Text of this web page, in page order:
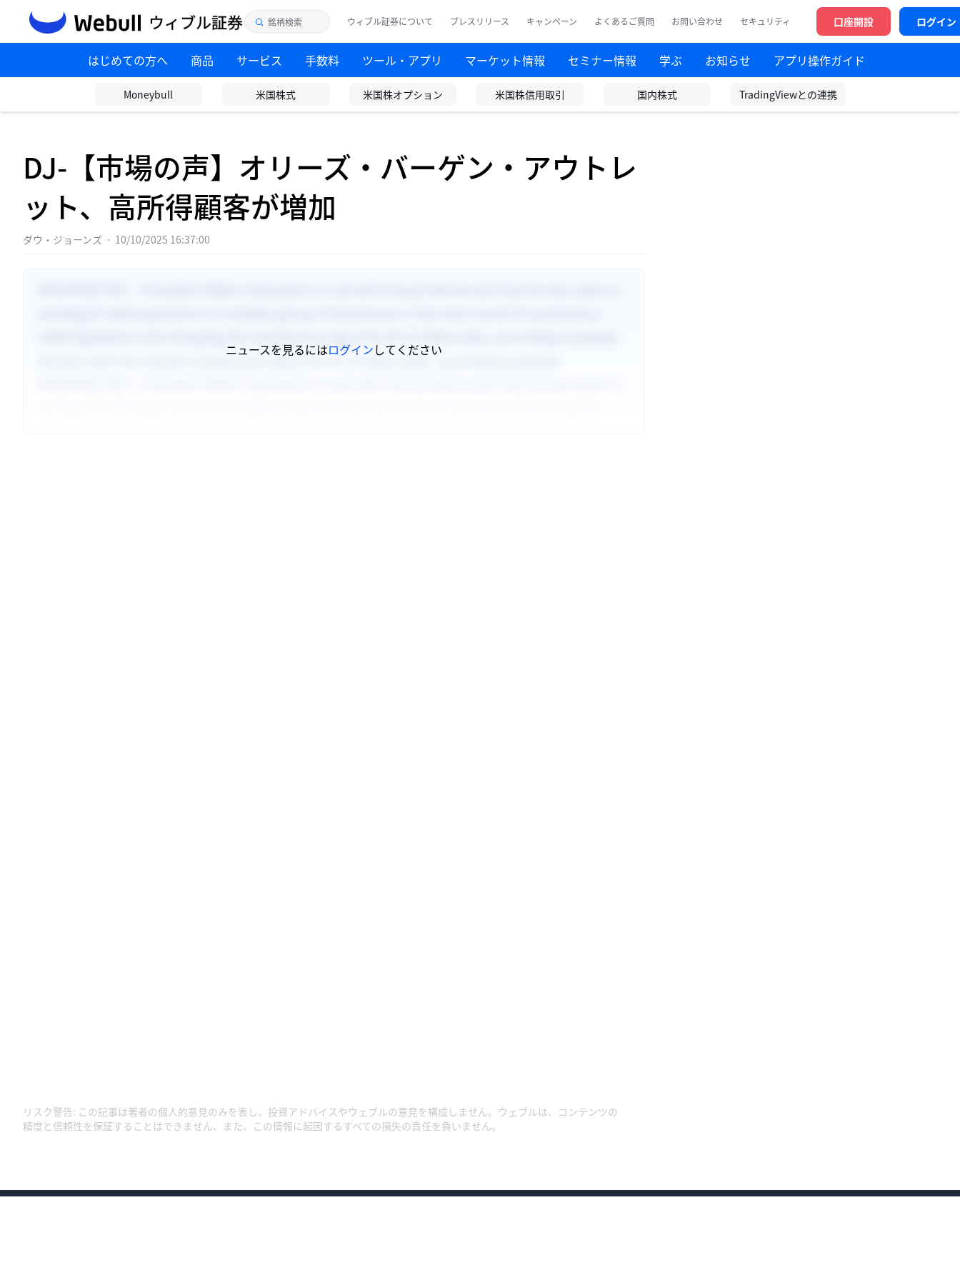
ウィブル証券について プレスリリース キャンペーン よくあるご質問 お問い合わせ セキュリティ 口座開設 ログイン
はじめての方へ 商品 サービス 手数料 ツール・アプリ マーケット情報 セミナー情報 学ぶ お知らせ アプリ操作ガイド
Moneybull 米国株式 米国株オプション 米国株信用取引 国内株式 TradingViewとの連携
DJ-【市場の声】オリーズ・バーゲン・アウトレ
ット、高所得顧客が増加
ダウ・ジョーンズ · 10/10/2025 16:37:00
ニュースを見るにはログインしてください
リスク警告: この記事は著者の個人的意見のみを表し、投資アドバイスやウェブルの意見を構成しません。ウェブルは、コンテンツの
精度と信頼性を保証することはできません、また、この情報に起因するすべての損失の責任を負いません。